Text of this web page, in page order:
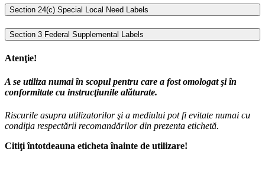
Section 24(c) Special Local Need Labels
Section 3 Federal Supplemental Labels
Atenţie!
A se utiliza numai în scopul pentru care a fost omologat şi în
conformitate cu instrucţiunile alăturate.
Riscurile asupra utilizatorilor şi a mediului pot fi evitate numai cu
condiţia respectării recomandărilor din prezenta etichetă.
Citiţi întotdeauna eticheta înainte de utilizare!